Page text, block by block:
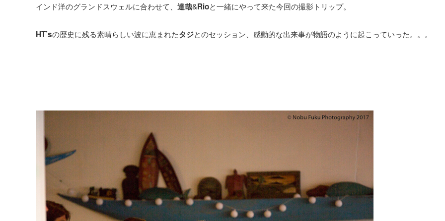
インド洋のグランドスウェルに合わせて、 達哉&Rioと一緒にやって来た今回の撮影トリップ。
HT’sの歴史に残る素晴らしい波に恵まれたタジとのセッション、感動的な出来事が物語のように起こっていった。。。